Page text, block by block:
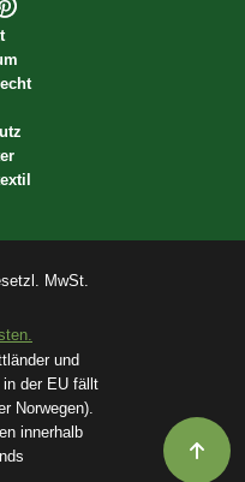
MwSt.
und
in der EU fällt
Norwegen).
innerhalb